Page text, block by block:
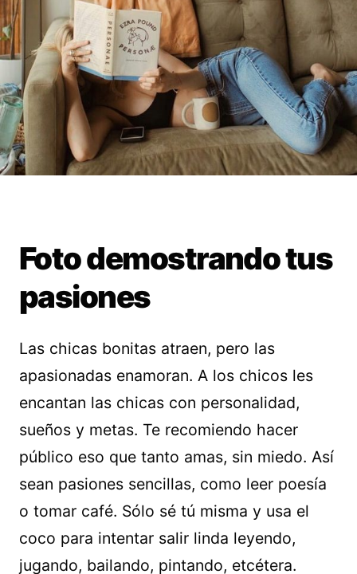
Foto demostrando tus
pasiones
Las chicas bonitas atraen, pero las
apasionadas enamoran. A los chicos les
encantan las chicas con personalidad,
sueños y metas. Te recomiendo hacer
público eso que tanto amas, sin miedo. Así
sean pasiones sencillas, como leer poesía
o tomar café. Sólo sé tú misma y usa el
coco para intentar salir linda leyendo,
jugando, bailando, pintando, etcétera.